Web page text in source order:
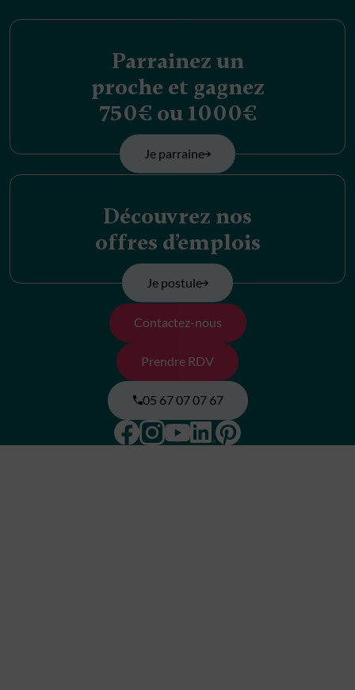
Parrainez un
proche et gagnez
750€ ou 1000€
Je parraine
Découvrez nos
offres d’emplois
Je postule
Contactez-nous
Prendre RDV
05 67 07 07 67
FacebookInstagram
YoutubeLinkedinPinterest